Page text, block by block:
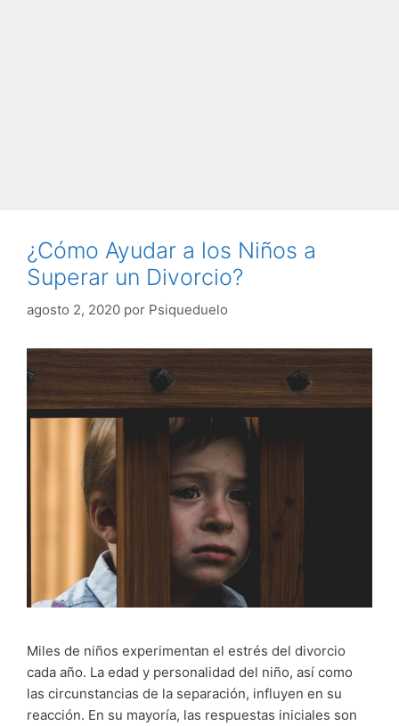
¿Cómo Ayudar a los Niños a
Superar un Divorcio?
agosto 2, 2020 por Psiqueduelo
Miles de niños experimentan el estrés del divorcio
cada año. La edad y personalidad del niño, así como
las circunstancias de la separación, influyen en su
reacción. En su mayoría, las respuestas iniciales son